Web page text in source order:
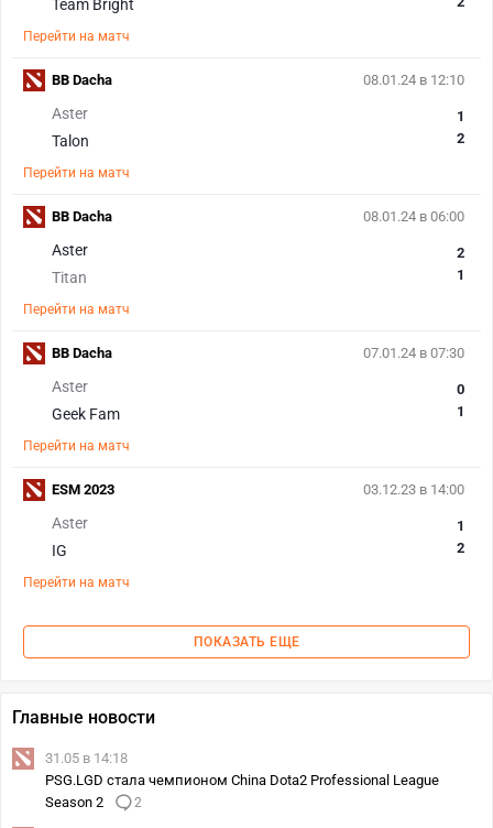
Team Bright
Перейти на матч
08.01.24 в 12:10
Aster
Talon
1
2
Перейти на матч
BB Dacha
08.01.24 в 06:00
Aster
Titan
2
1
Перейти на матч
BB Dacha
07.01.24 в 07:30
Aster
Geek Fam
0
1
Перейти на матч
BB Dacha
03.12.23 в 14:00
Aster
IG
1
2
Перейти на матч
ESM 2023
ПОКАЗАТЬ ЕЩЕ
Главные новости
31.05 в 14:18
PSG.LGD стала чемпионом China Dota2 Professional League
Season 2
2